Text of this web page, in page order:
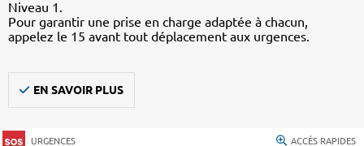
Niveau 1.
Pour garantir une prise en charge adaptée à chacun,
appelez le 15 avant tout déplacement aux urgences.
EN SAVOIR PLUS
URGENCES ACCÈS RAPIDES